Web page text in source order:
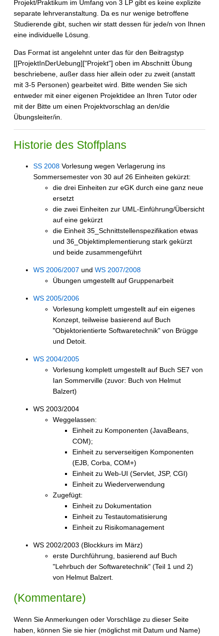
Projekt/Praktikum im Umfang von 3 LP gibt es keine explizite
separate lehrveranstaltung. Da es nur wenige betroffene
Studierende gibt, suchen wir statt dessen für jede/n von Ihnen
eine individuelle Lösung.
Das Format ist angelehnt unter das für den Beitragstyp
[[ProjektInDerUebung]["Projekt"] oben im Abschnitt Übung
beschriebene, außer dass hier allein oder zu zweit (anstatt
mit 3-5 Personen) gearbeitet wird. Bitte wenden Sie sich
entweder mit einer eigenen Projektidee an Ihren Tutor oder
mit der Bitte um einen Projektvorschlag an den/die
Übungsleiter/in.
Historie des Stoffplans
SS 2008 Vorlesung wegen Verlagerung ins
Sommersemester von 30 auf 26 Einheiten gekürzt:
die drei Einheiten zur eGK durch eine ganz neue
ersetzt
die zwei Einheiten zur UML-Einführung/Übersicht
auf eine gekürzt
die Einheit 35_Schnittstellenspezifikation etwas
und 36_Objektimplementierung stark gekürzt
und beide zusammengeführt
WS 2006/2007 und WS 2007/2008
Übungen umgestellt auf Gruppenarbeit
WS 2005/2006
Vorlesung komplett umgestellt auf ein eigenes
Konzept, teilweise basierend auf Buch
"Objektorientierte Softwaretechnik" von Brügge
und Detoit.
WS 2004/2005
Vorlesung komplett umgestellt auf Buch SE7 von
Ian Sommerville (zuvor: Buch von Helmut
Balzert)
WS 2003/2004
Weggelassen:
Einheit zu Komponenten (JavaBeans,
COM);
Einheit zu serverseitigen Komponenten
(EJB, Corba, COM+)
Einheit zu Web-UI (Servlet, JSP, CGI)
Einheit zu Wiederverwendung
Zugefügt:
Einheit zu Dokumentation
Einheit zu Testautomatisierung
Einheit zu Risikomanagement
WS 2002/2003 (Blockkurs im März)
erste Durchführung, basierend auf Buch
"Lehrbuch der Softwaretechnik" (Teil 1 und 2)
von Helmut Balzert.
(Kommentare)
Wenn Sie Anmerkungen oder Vorschläge zu dieser Seite
haben, können Sie sie hier (möglichst mit Datum und Name)